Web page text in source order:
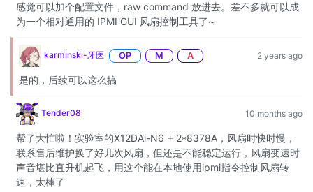
感觉可以加个配置文件，raw command 放进去。差不多就可以成
为一个相对通用的 IPMI GUI 风扇控制工具了~
karminski-牙医 OP M A 2 years ago
是的，后续可以这么搞
Tender08 10 months ago
帮了大忙啦！实验室的X12DAi-N6 + 2*8378A，风扇时快时慢，
联系售后维护换了好几次风扇，但还是不能稳定运行，风扇变速时
声音堪比直升机起飞，用这个能在本地使用ipmi指令控制风扇转
速，太棒了